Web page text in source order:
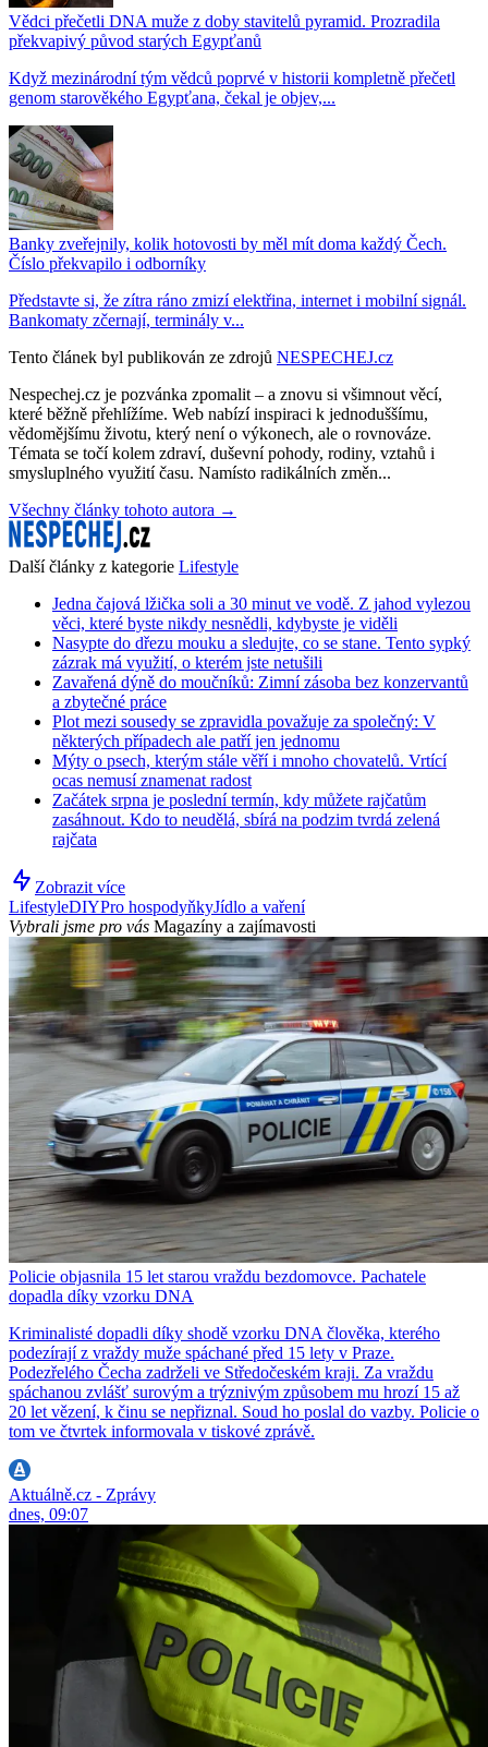
Vědci přečetli DNA muže z doby stavitelů pyramid. Prozradila
překvapivý původ starých Egypťanů
Když mezinárodní tým vědců poprvé v historii kompletně přečetl
genom starověkého Egypťana, čekal je objev,...
Banky zveřejnily, kolik hotovosti by měl mít doma každý Čech.
Číslo překvapilo i odborníky
Představte si, že zítra ráno zmizí elektřina, internet i mobilní signál.
Bankomaty zčernají, terminály v...
Tento článek byl publikován ze zdrojů NESPECHEJ.cz
Nespechej.cz je pozvánka zpomalit – a znovu si všimnout věcí,
které běžně přehlížíme. Web nabízí inspiraci k jednoduššímu,
vědomějšímu životu, který není o výkonech, ale o rovnováze.
Témata se točí kolem zdraví, duševní pohody, rodiny, vztahů i
smysluplného využití času. Namísto radikálních změn...
Všechny články tohoto autora →
Další články z kategorie Lifestyle
Jedna čajová lžička soli a 30 minut ve vodě. Z jahod vylezou
věci, které byste nikdy nesnědli, kdybyste je viděli
Nasypte do dřezu mouku a sledujte, co se stane. Tento sypký
zázrak má využití, o kterém jste netušili
Zavařená dýně do moučníků: Zimní zásoba bez konzervantů
a zbytečné práce
Plot mezi sousedy se zpravidla považuje za společný: V
některých případech ale patří jen jednomu
Mýty o psech, kterým stále věří i mnoho chovatelů. Vrtící
ocas nemusí znamenat radost
Začátek srpna je poslední termín, kdy můžete rajčatům
zasáhnout. Kdo to neudělá, sbírá na podzim tvrdá zelená
rajčata
Zobrazit více
LifestyleDIYPro hospodyňkyJídlo a vaření
Vybrali jsme pro vás Magazíny a zajímavosti
Policie objasnila 15 let starou vraždu bezdomovce. Pachatele
dopadla díky vzorku DNA
Kriminalisté dopadli díky shodě vzorku DNA člověka, kterého
podezírají z vraždy muže spáchané před 15 lety v Praze.
Podezřelého Čecha zadrželi ve Středočeském kraji. Za vraždu
spáchanou zvlášť surovým a trýznivým způsobem mu hrozí 15 až
20 let vězení, k činu se nepřiznal. Soud ho poslal do vazby. Policie o
tom ve čtvrtek informovala v tiskové zprávě.
Aktuálně.cz - Zprávy
dnes, 09:07